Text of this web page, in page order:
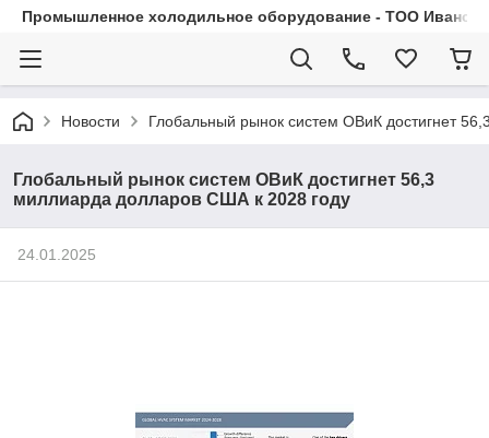
Промышленное холодильное оборудование - ТОО
Новости Глобальный рынок систем ОВиК достигнет
Глобальный рынок систем ОВиК достигнет 56,3
миллиарда долларов США к 2028 году
24.01.2025